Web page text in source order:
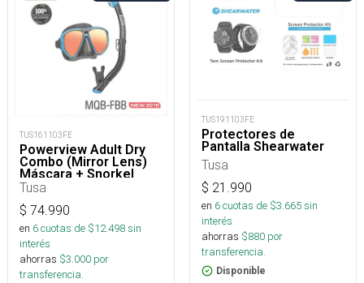
TUS161103FE
Powerview Adult Dry
Combo (Mirror Lens)
Máscara + Snorkel
Tusa
$ 74.990
en 6cuotas de $12.498sin
interés
ahorras $3.000 por
transferencia.
TUS191103FE
Protectores de
Pantalla Shearwater
Tusa
$ 21.990
en 6cuotas de $3.665sin
interés
ahorras $880 por
transferencia.
Disponible